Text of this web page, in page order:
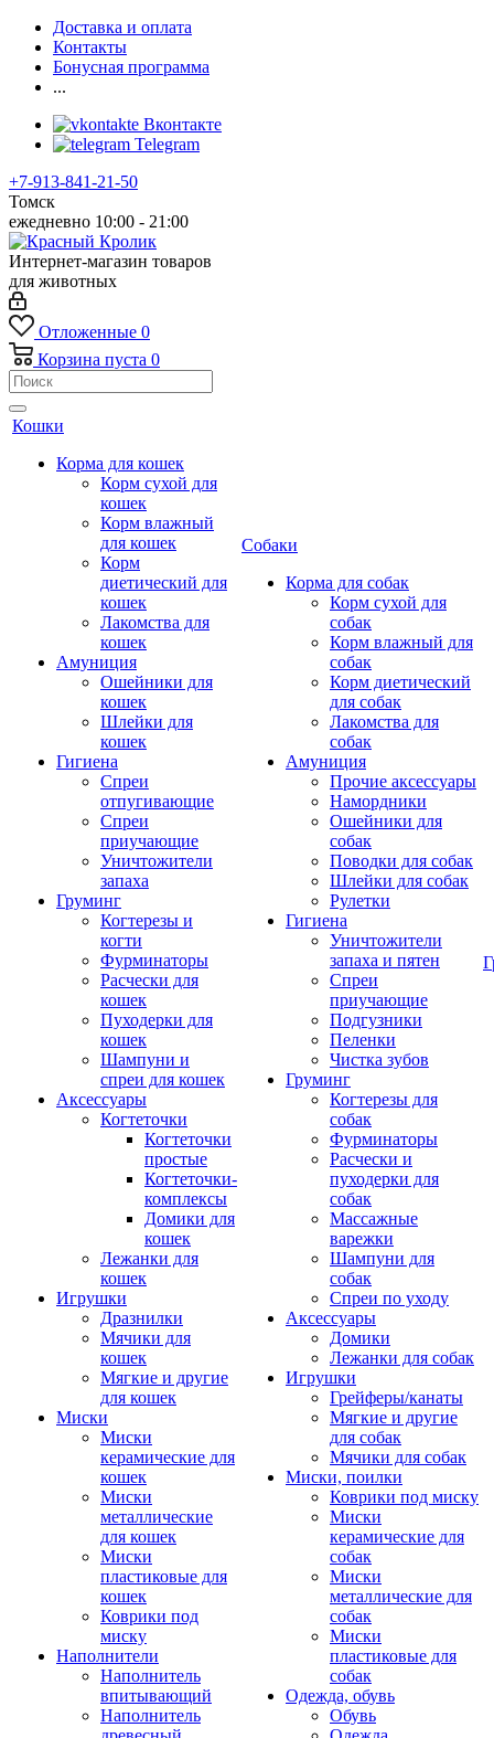
Доставка и оплата
Контакты
Бонусная программа
...
Вконтакте
Telegram
+7-913-841-21-50
Томск
ежедневно 10:00 - 21:00
Интернет-магазин товаров
для животных
Отложенные 0
Корзина пуста 0
Кошки
Корма для кошек
Корм сухой для
кошек
Корм влажный
для кошек
Корм
диетический для
кошек
Лакомства для
кошек
Амуниция
Ошейники для
кошек
Шлейки для
кошек
Гигиена
Спреи
отпугивающие
Спреи
приучающие
Уничтожители
запаха
Груминг
Когтерезы и
когти
Фурминаторы
Расчески для
кошек
Пуходерки для
кошек
Шампуни и
спреи для кошек
Аксессуары
Когтеточки
Когтеточки
простые
Когтеточки-
комплексы
Домики для
кошек
Лежанки для
кошек
Игрушки
Дразнилки
Мячики для
кошек
Мягкие и другие
для кошек
Миски
Миски
керамические для
кошек
Миски
металлические
для кошек
Миски
пластиковые для
кошек
Коврики под
миску
Наполнители
Наполнитель
впитывающий
Наполнитель
Собаки
Корма для собак
Корм сухой для
собак
Корм влажный для
собак
Корм диетический
для собак
Лакомства для
собак
Амуниция
Прочие аксессуары
Намордники
Ошейники для
собак
Поводки для собак
Шлейки для собак
Рулетки
Гигиена
Уничтожители
запаха и пятен
Спреи
приучающие
Подгузники
Пеленки
Чистка зубов
Груминг
Когтерезы для
собак
Фурминаторы
Расчески и
пуходерки для
собак
Массажные
варежки
Шампуни для
собак
Спреи по уходу
Аксессуары
Домики
Лежанки для собак
Игрушки
Грейферы/канаты
Мягкие и другие
для собак
Мячики для собак
Миски, поилки
Коврики под миску
Миски
керамические для
собак
Миски
металлические для
собак
Миски
пластиковые для
собак
Одежда, обувь
Обувь